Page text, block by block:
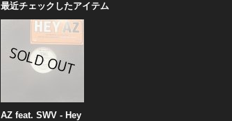
最近チェックしたアイテム
AZ feat. SWV - Hey